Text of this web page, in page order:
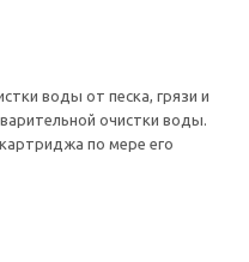
воды от песка, грязи и
очистки воды.
по мере его